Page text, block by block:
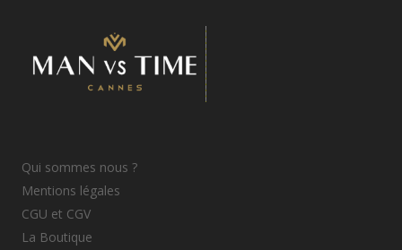
Qui sommes nous ?
Mentions légales
CGU et CGV
La Boutique